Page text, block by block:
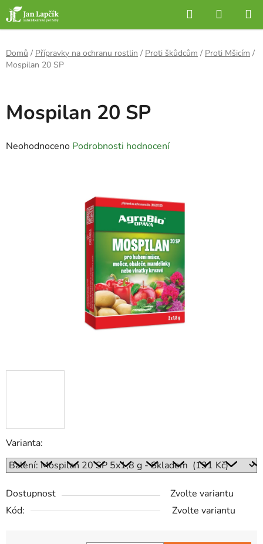
Přejít
na
obsah
Hledat
KOŠÍK
Domů / Přípravky na ochranu rostlin / Proti škůdcům / Proti Mšicím /
Mospilan 20 SP
Varianta:
Dostupnost
Zvolte variantu
Kód:
Zvolte variantu
Mospilan 20 SP
Průměrné
Neohodnoceno Podrobnosti hodnocení